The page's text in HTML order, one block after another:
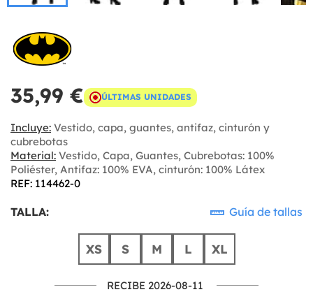
35,99 € ÚLTIMAS UNIDADES
Incluye: Vestido, capa, guantes, antifaz, cinturón y
cubrebotas
Material: Vestido, Capa, Guantes, Cubrebotas: 100%
Poliéster, Antifaz: 100% EVA, cinturón: 100% Látex
REF: 114462-0
TALLA: Guía de tallas
XS S M L XL
RECIBE 2026-08-11